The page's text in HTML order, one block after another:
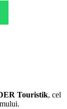
Touristik, cel